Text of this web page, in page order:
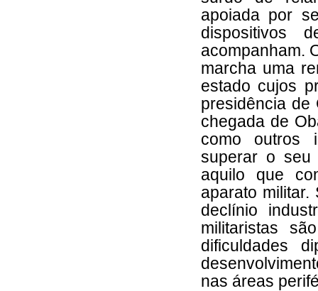
apoiada por
dispositivos
acompanham.
marcha uma
estado cujos
presidência de
chegada de
como outros
superar o seu
aquilo que
aparato
declínio
militaristas
dificuldades
nas áreas